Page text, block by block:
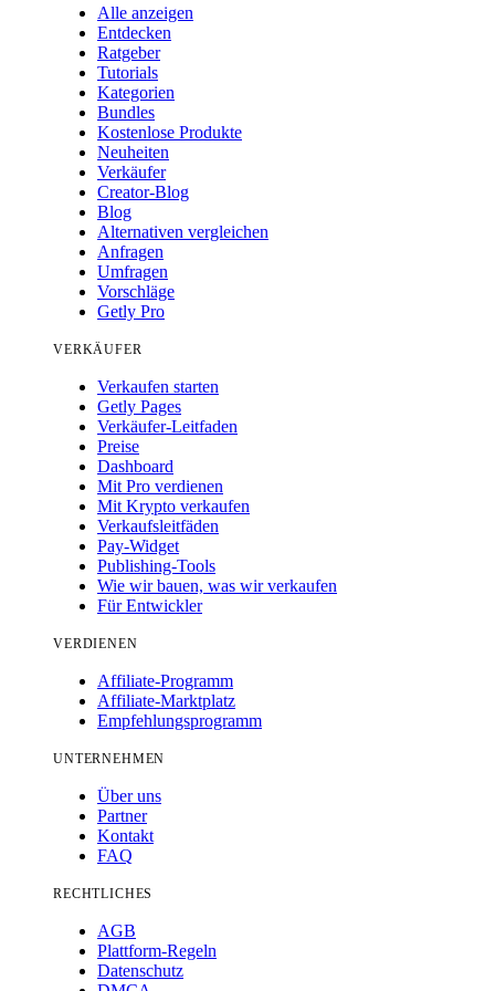
Alle anzeigen
Entdecken
Ratgeber
Tutorials
Kategorien
Bundles
Kostenlose Produkte
Neuheiten
Verkäufer
Creator-Blog
Blog
Alternativen vergleichen
Anfragen
Umfragen
Vorschläge
Getly Pro
VERKÄUFER
Verkaufen starten
Getly Pages
Verkäufer-Leitfaden
Preise
Dashboard
Mit Pro verdienen
Mit Krypto verkaufen
Verkaufsleitfäden
Pay-Widget
Publishing-Tools
Wie wir bauen, was wir verkaufen
Für Entwickler
VERDIENEN
Affiliate-Programm
Affiliate-Marktplatz
Empfehlungsprogramm
UNTERNEHMEN
Über uns
Partner
Kontakt
FAQ
RECHTLICHES
AGB
Plattform-Regeln
Datenschutz